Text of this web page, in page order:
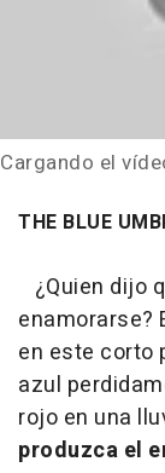
Cargando el
THE BLUE
¿Quien dijo
enamorarse?
en este corto
azul
rojo en una
produzca el